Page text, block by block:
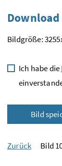
Download
Bildgröße:
Ich habe die
Bild
Zurück Bild